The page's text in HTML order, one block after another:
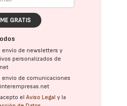
GRATIS
envío de newsletters y
personalizados de
envío de comunicaciones
elAviso Legal y la